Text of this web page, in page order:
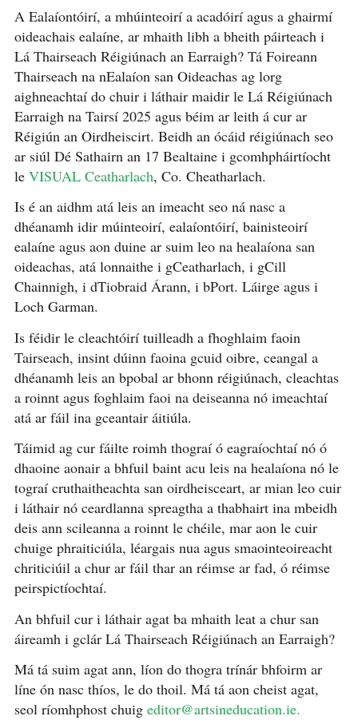
A Ealaíontóirí, a mhúinteoirí a acadóirí agus a ghairmí
oideachais ealaíne, ar mhaith libh a bheith páirteach i
Lá Thairseach Réigiúnach an Earraigh? Tá Foireann
Thairseach na nEalaíon san Oideachas ag lorg
aighneachtaí do chuir i láthair maidir le Lá Réigiúnach
Earraigh na Tairsí 2025 agus béim ar leith á cur ar
Réigiún an Oirdheiscirt. Beidh an ócáid réigiúnach seo
ar siúl Dé Sathairn an 17 Bealtaine i gcomhpháirtíocht
le VISUAL Ceatharlach, Co. Cheatharlach.
Is é an aidhm atá leis an imeacht seo ná nasc a
dhéanamh idir múinteoirí, ealaíontóirí, bainisteoirí
ealaíne agus aon duine ar suim leo na healaíona san
oideachas, atá lonnaithe i gCeatharlach, i gCill
Chainnigh, i dTiobraid Árann, i bPort. Láirge agus i
Loch Garman.
Is féidir le cleachtóirí tuilleadh a fhoghlaim faoin
Tairseach, insint dúinn faoina gcuid oibre, ceangal a
dhéanamh leis an bpobal ar bhonn réigiúnach, cleachtas
a roinnt agus foghlaim faoi na deiseanna nó imeachtaí
atá ar fáil ina gceantair áitiúla.
Táimid ag cur fáilte roimh thograí ó eagraíochtaí nó ó
dhaoine aonair a bhfuil baint acu leis na healaíona nó le
tograí cruthaitheachta san oirdheisceart, ar mian leo cuir
i láthair nó ceardlanna spreagtha a thabhairt ina mbeidh
deis ann scileanna a roinnt le chéile, mar aon le cuir
chuige phraiticiúla, léargais nua agus smaointeoireacht
chriticiúil a chur ar fáil thar an réimse ar fad, ó réimse
peirspictíochtaí.
An bhfuil cur i láthair agat ba mhaith leat a chur san
áireamh i gclár Lá Thairseach Réigiúnach an Earraigh?
Má tá suim agat ann, líon do thogra trínár bhfoirm ar
líne ón nasc thíos, le do thoil. Má tá aon cheist agat,
seol ríomhphost chuig editor@artsineducation.ie.